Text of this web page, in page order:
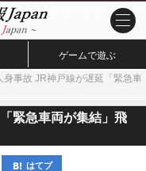
ゲームで遊ぶ
身事故 JR神戸線が遅延「緊急車
緊急車両が集結」飛
はてブ